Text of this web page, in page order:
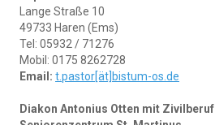
Lange Straße 10
49733 Haren (Ems)
Tel: 05932 / 71276
Mobil: 0175 8262728
Email: t.pastor[ät]bistum-os.de
Diakon Antonius Otten mit Zivilberuf